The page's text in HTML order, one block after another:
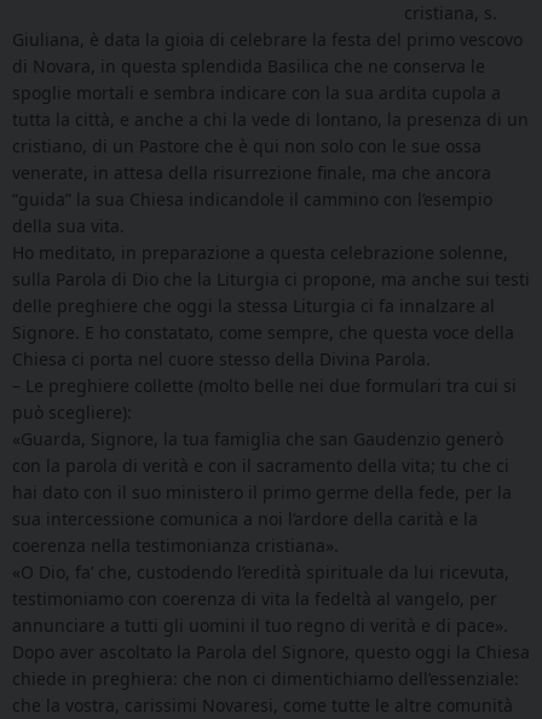
cristiana, s.
Giuliana, è data la gioia di celebrare la festa del primo vescovo
di Novara, in questa splendida Basilica che ne conserva le
spoglie mortali e sembra indicare con la sua ardita cupola a
tutta la città, e anche a chi la vede di lontano, la presenza di un
cristiano, di un Pastore che è qui non solo con le sue ossa
venerate, in attesa della risurrezione finale, ma che ancora
“guida” la sua Chiesa indicandole il cammino con l’esempio
della sua vita.
Ho meditato, in preparazione a questa celebrazione solenne,
sulla Parola di Dio che la Liturgia ci propone, ma anche sui testi
delle preghiere che oggi la stessa Liturgia ci fa innalzare al
Signore. E ho constatato, come sempre, che questa voce della
Chiesa ci porta nel cuore stesso della Divina Parola.
– Le preghiere collette (molto belle nei due formulari tra cui si
può scegliere):
«Guarda, Signore, la tua famiglia che san Gaudenzio generò
con la parola di verità e con il sacramento della vita; tu che ci
hai dato con il suo ministero il primo germe della fede, per la
sua intercessione comunica a noi l’ardore della carità e la
coerenza nella testimonianza cristiana».
«O Dio, fa’ che, custodendo l’eredità spirituale da lui ricevuta,
testimoniamo con coerenza di vita la fedeltà al vangelo, per
annunciare a tutti gli uomini il tuo regno di verità e di pace».
Dopo aver ascoltato la Parola del Signore, questo oggi la Chiesa
chiede in preghiera: che non ci dimentichiamo dell’essenziale:
che la vostra, carissimi Novaresi, come tutte le altre comunità